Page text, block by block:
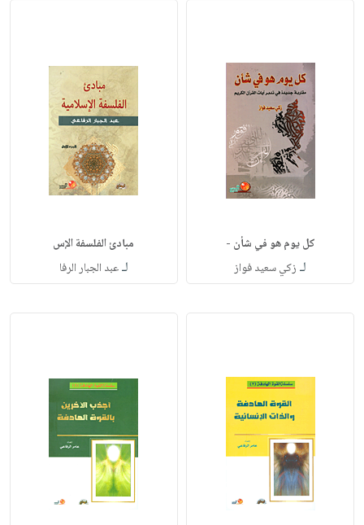
كل يوم هو في شأن -
لـ زكي سعيد فواز
مبادئ الفلسفة الإس
لـعبد الجبار الرفا